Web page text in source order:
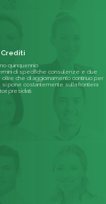
quinquennio.
di specifiche consulenze e due
che di aggiornamento continuo per
pone costantemente sulla frontiera
presidiati.
Crediti